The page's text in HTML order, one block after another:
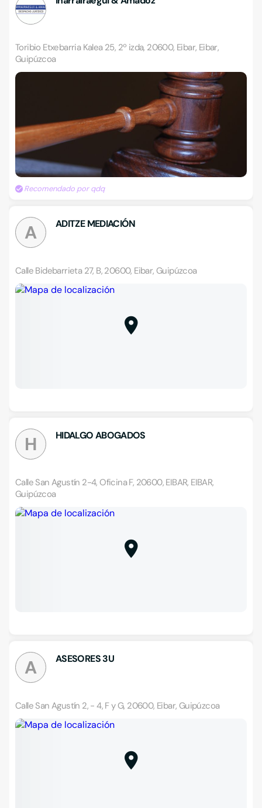
Toribio Etxebarria Kalea 25, 2º izda, 20600, Eibar, Eibar,
Guipúzcoa
Recomendado por qdq
A ADITZE MEDIACIÓN
Calle Bidebarrieta 27, B, 20600, Eibar, Guipúzcoa
H HIDALGO ABOGADOS
Calle San Agustín 2-4, Oficina F, 20600, EIBAR, EIBAR,
Guipúzcoa
A ASESORES 3U
Calle San Agustín 2, - 4, F y G, 20600, Eibar, Guipúzcoa